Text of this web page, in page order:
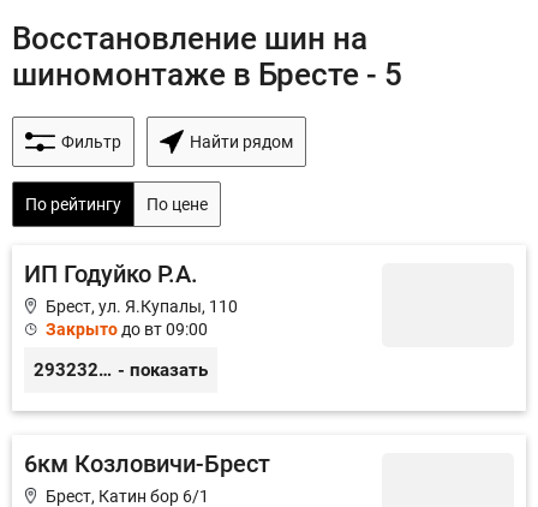
Восстановление шин на
шиномонтаже в Бресте - 5
Фильтр Найти рядом
По рейтингу По цене
ИП Годуйко Р.А.
Брест, ул. Я.Купалы, 110
Закрыто до вт 09:00
293232338 - показать
6км Козловичи-Брест
Брест, Катин бор 6/1